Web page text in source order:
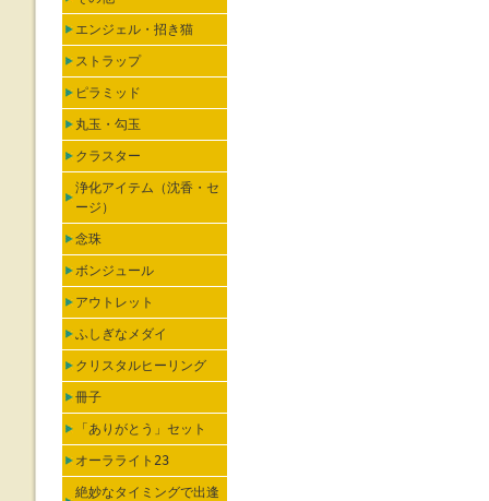
エンジェル・招き猫
ストラップ
ピラミッド
丸玉・勾玉
クラスター
浄化アイテム（沈香・セ
ージ）
念珠
ボンジュール
アウトレット
ふしぎなメダイ
クリスタルヒーリング
冊子
「ありがとう」セット
オーラライト23
絶妙なタイミングで出逢